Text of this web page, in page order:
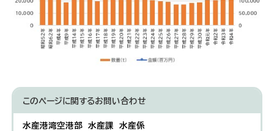
このページに関するお問い合わせ
水産港湾空港部 水産課 水産係